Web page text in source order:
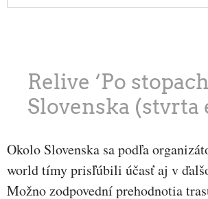
Relive ‘Po
Slovenska (stvrta
Okolo Slovenska sa podľa
world tímy prisľúbili účasť aj v
Možno zodpovední prehodnotia